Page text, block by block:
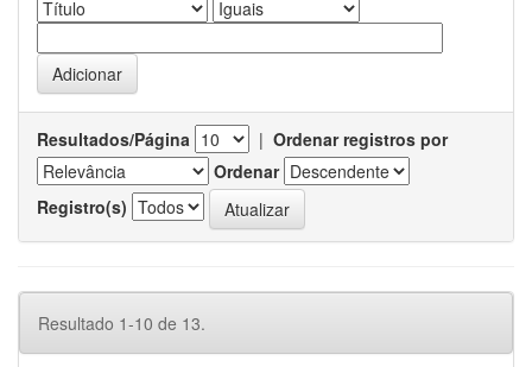
Resultados/Página | Ordenar registros por
Ordenar
Registro(s)
Resultado 1-10 de 13.